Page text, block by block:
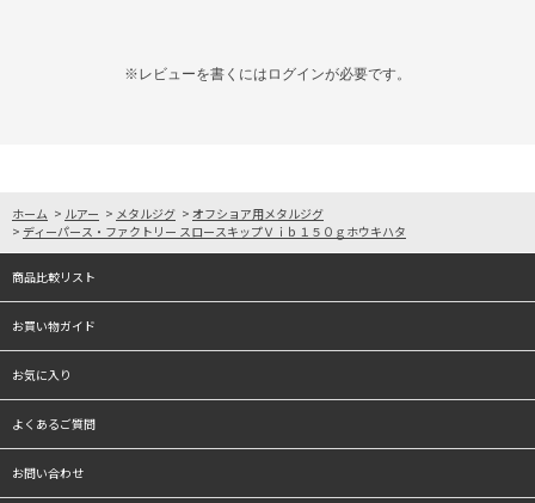
※レビューを書くには ログインが必要です。
ホーム > ルアー > メタルジグ > オフショア用メタルジグ
> ディーパース・ファクトリー スロースキップＶｉｂ１５０ｇホウキハタ
商品比較リスト
お買い物ガイド
お気に入り
よくあるご質問
お問い合わせ